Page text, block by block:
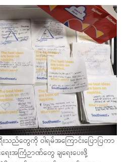
သည်တွေကို ဝါရမ်အကြောင်းပြောပြကာ
အကြံဉာဏ်တွေ ချရေးပေးဖို့